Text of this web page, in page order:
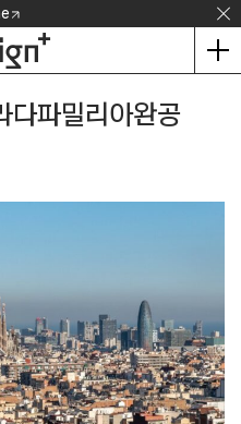
다파밀리아완공